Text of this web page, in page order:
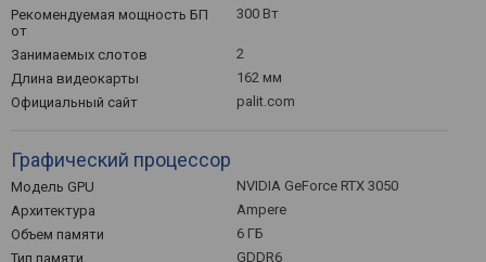
Рекомендуемая мощность БП
от
300 Вт
Занимаемых слотов
2
Длина видеокарты
162 мм
Официальный сайт
palit.com
Графический процессор
Модель GPU
NVIDIA GeForce RTX 3050
Архитектура
Ampere
Объем памяти
6 ГБ
Тип памяти
GDDR6